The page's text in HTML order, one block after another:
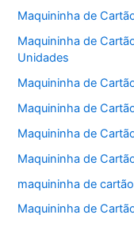
Maquininha de
Maquininha de
Unidades
Maquininha de
Maquininha de
Maquininha de
Maquininha de
maquininha de
Maquininha de